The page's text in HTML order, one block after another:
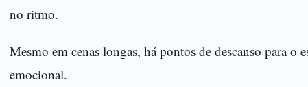
no ritmo.
Mesmo em cenas longas, há pontos de descanso para o
emocional.